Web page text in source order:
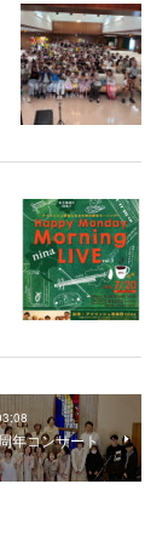
年コンサート